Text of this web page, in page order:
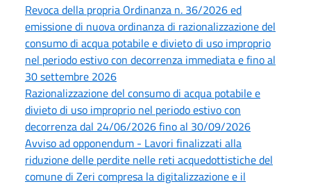
Revoca della propria Ordinanza n. 36/2026 ed
emissione di nuova ordinanza di razionalizzazione del
consumo di acqua potabile e divieto di uso improprio
nel periodo estivo con decorrenza immediata e fino al
30 settembre 2026
Razionalizzazione del consumo di acqua potabile e
divieto di uso improprio nel periodo estivo con
decorrenza dal 24/06/2026 fino al 30/09/2026
Avviso ad opponendum - Lavori finalizzati alla
riduzione delle perdite nelle reti acquedottistiche del
comune di Zeri compresa la digitalizzazione e il